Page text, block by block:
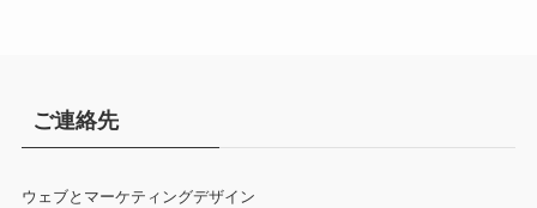
ご連絡先
ウェブとマーケティングデザイン